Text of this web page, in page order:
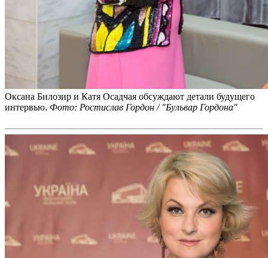
Оксана Билозир и Катя Осадчая обсуждают детали будущего
интервью. Фото: Ростислав Гордон / "Бульвар Гордона"